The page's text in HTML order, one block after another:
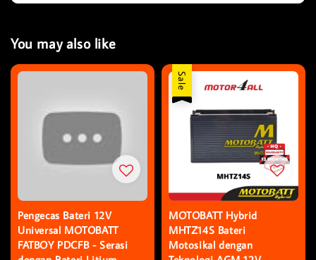
You may also like
Pengecas Bateri 12V
Universal MOTOBATT
FATBOY PDCFB - Serasi
Sale
MOTOBATT Hybrid
MHTZ14S Bateri
Motosikal dengan